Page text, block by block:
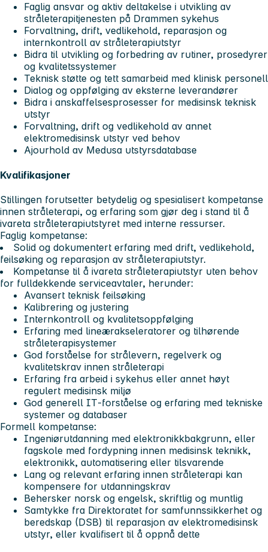
Faglig ansvar og aktiv deltakelse i utvikling av
stråleterapitjenesten på Drammen sykehus
Forvaltning, drift, vedlikehold, reparasjon og
internkontroll av stråleterapiutstyr
Bidra til utvikling og forbedring av rutiner, prosedyrer
og kvalitetssystemer
Teknisk støtte og tett samarbeid med klinisk personell
Dialog og oppfølging av eksterne leverandører
Bidra i anskaffelsesprosesser for medisinsk teknisk
utstyr
Forvaltning, drift og vedlikehold av annet
elektromedisinsk utstyr ved behov
Ajourhold av Medusa utstyrsdatabase
Kvalifikasjoner
Stillingen forutsetter betydelig og spesialisert kompetanse
innen stråleterapi, og erfaring som gjør deg i stand til å
ivareta stråleterapiutstyret med interne ressurser.
Faglig kompetanse:
Solid og dokumentert erfaring med drift, vedlikehold,
feilsøking og reparasjon av stråleterapiutstyr.
Kompetanse til å ivareta stråleterapiutstyr uten behov
for fulldekkende serviceavtaler, herunder:
Avansert teknisk feilsøking
Kalibrering og justering
Internkontroll og kvalitetsoppfølging
Erfaring med lineærakseleratorer og tilhørende
stråleterapisystemer
God forståelse for strålevern, regelverk og
kvalitetskrav innen stråleterapi
Erfaring fra arbeid i sykehus eller annet høyt
regulert medisinsk miljø
God generell IT‑forståelse og erfaring med tekniske
systemer og databaser
Formell kompetanse:
Ingeniørutdanning med elektronikkbakgrunn, eller
fagskole med fordypning innen medisinsk teknikk,
elektronikk, automatisering eller tilsvarende
Lang og relevant erfaring innen stråleterapi kan
kompensere for utdanningskrav
Behersker norsk og engelsk, skriftlig og muntlig
Samtykke fra Direktoratet for samfunnssikkerhet og
beredskap (DSB) til reparasjon av elektromedisinsk
utstyr, eller kvalifisert til å oppnå dette